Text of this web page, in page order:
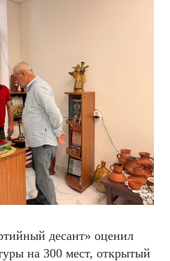
десант» оценил
на 300 мест, открытый